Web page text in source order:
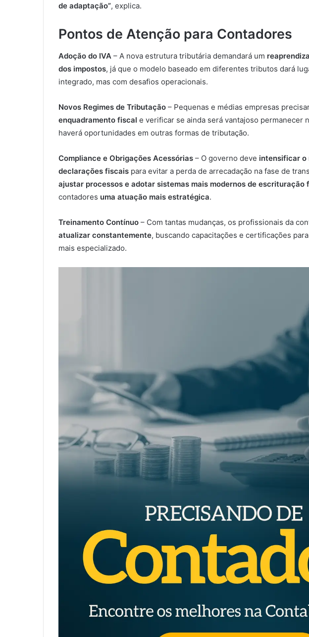
de adaptação”, explica.
Pontos de Atenção para Contadores
Adoção do IVA – A nova estrutura tributária demandará um
dos impostos, já que o modelo baseado em diferentes tributos dará
integrado, mas com desafios operacionais.
Novos Regimes de Tributação – Pequenas e médias empresas
enquadramento fiscal e verificar se ainda será vantajoso permanecer
haverá oportunidades em outras formas de tributação.
Compliance e Obrigações Acessórias – O governo deve intensificar o
declarações fiscais para evitar a perda de arrecadação na fase de
ajustar processos e adotar sistemas mais modernos de escrituração
contadores uma atuação mais estratégica.
Treinamento Contínuo – Com tantas mudanças, os profissionais da
atualizar constantemente, buscando capacitações e certificações
mais especializado.